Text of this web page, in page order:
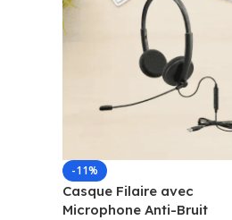
-11%
Casque Filaire avec
Microphone Anti-Bruit